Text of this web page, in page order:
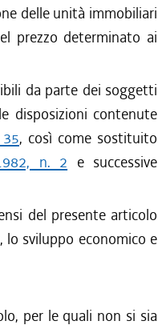
delle unità immobiliari
prezzo determinato ai
da parte dei soggetti
disposizioni contenute
, così come sostituito
n. 2 e successive
del presente articolo
lo sviluppo economico e
per le quali non si sia